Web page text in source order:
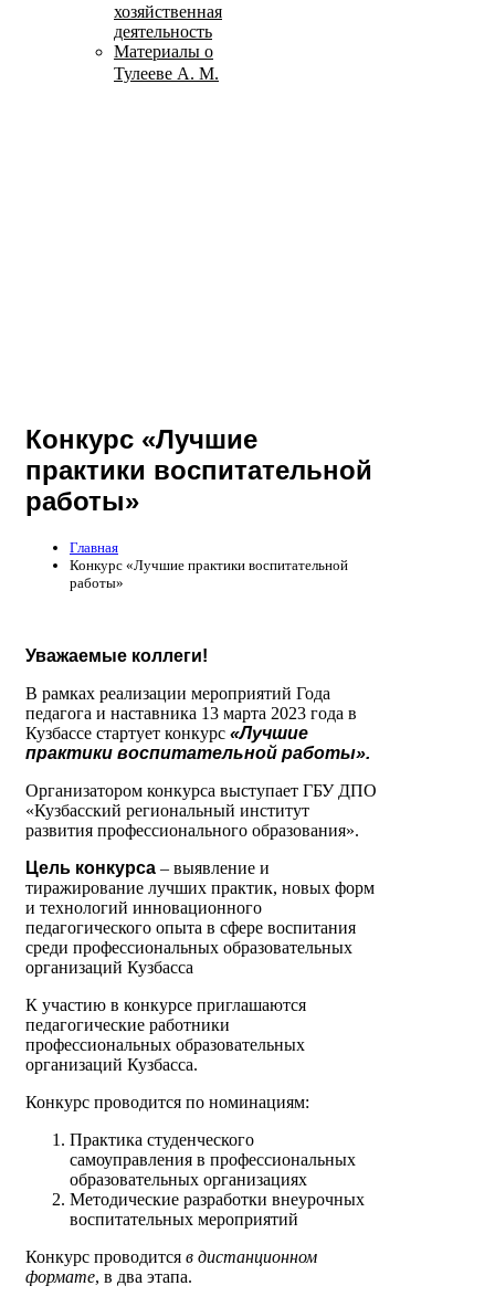
хозяйственная
деятельность
Материалы о
Тулееве А. М.
Конкурс «Лучшие
практики воспитательной
работы»
Главная
Конкурс «Лучшие практики воспитательной
работы»
Уважаемые коллеги!
В рамках реализации мероприятий Года
педагога и наставника 13 марта 2023 года в
Кузбассе стартует конкурс «Лучшие
практики воспитательной работы».
Организатором конкурса выступает ГБУ ДПО
«Кузбасский региональный институт
развития профессионального образования».
Цель конкурса – выявление и
тиражирование лучших практик, новых форм
и технологий инновационного
педагогического опыта в сфере воспитания
среди профессиональных образовательных
организаций Кузбасса
К участию в конкурсе приглашаются
педагогические работники
профессиональных образовательных
организаций Кузбасса.
Конкурс проводится по номинациям:
Практика студенческого
самоуправления в профессиональных
образовательных организациях
Методические разработки внеурочных
воспитательных мероприятий
Конкурс проводится в дистанционном
формате, в два этапа.